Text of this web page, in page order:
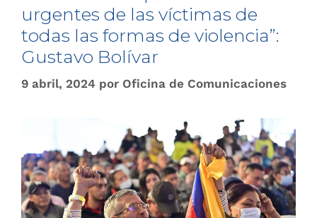
urgentes de las víctimas de
todas las formas de violencia”:
Gustavo Bolívar
9 abril, 2024 por Oficina de Comunicaciones